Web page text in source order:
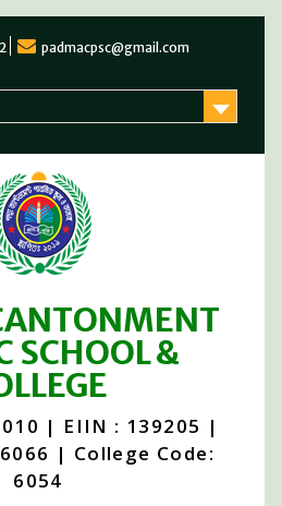
padmacpsc@gmail.com
SCHOOL &
| EIIN : 139205 |
| College Code:
6054